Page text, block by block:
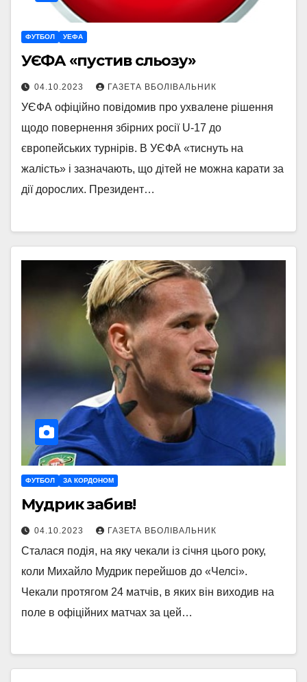
ФУТБОЛ УЕФА
УЄФА «пустив сльозу»
04.10.2023 ГАЗЕТА ВБОЛІВАЛЬНИК
УЄФА офіційно повідомив про ухвалене рішення
щодо повернення збірних росії U-17 до
європейських турнірів. В УЄФА «тиснуть на
жалість» і зазначають, що дітей не можна карати за
дії дорослих. Президент…
ФУТБОЛ ЗА КОРДОНОМ
Мудрик забив!
04.10.2023 ГАЗЕТА ВБОЛІВАЛЬНИК
Сталася подія, на яку чекали із січня цього року,
коли Михайло Мудрик перейшов до «Челсі».
Чекали протягом 24 матчів, в яких він виходив на
поле в офіційних матчах за цей…